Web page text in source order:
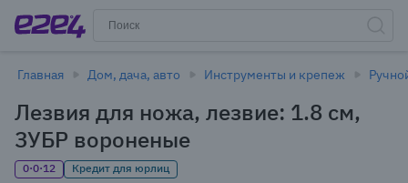
Главная Дом, дача, авто Инструменты и крепеж
Лезвия для ножа, лезвие: 1.8 см,
ЗУБР во­ро­не­ные
0·0·12
Кредит для юрлиц